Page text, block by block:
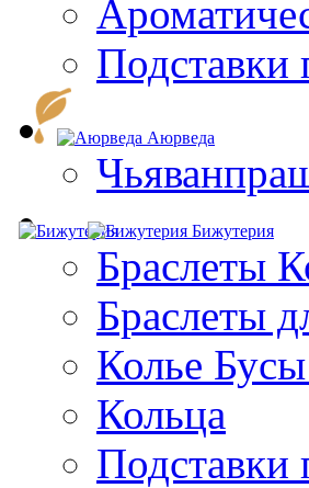
Подставки
Аюрведа
Бижутерия
Браслеты
Браслеты
Колье
Кольца
Подставки